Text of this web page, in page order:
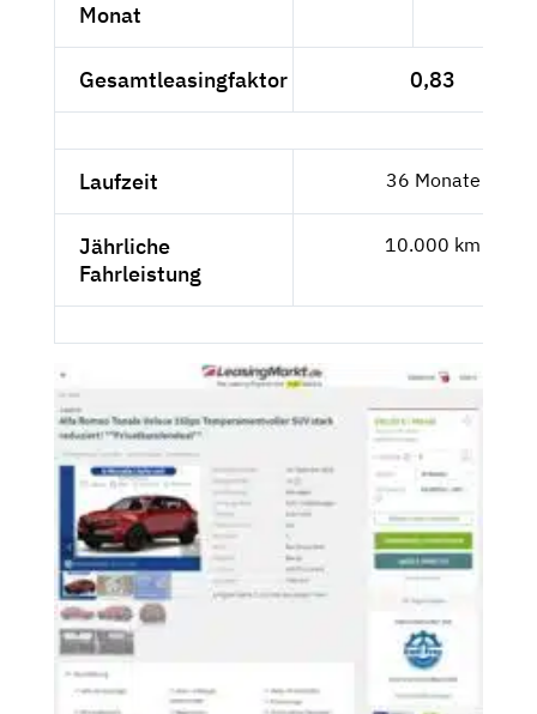
Monat
Gesamtleasingfaktor 0,83
Laufzeit 36 Monate
Jährliche
Fahrleistung
10.000 km